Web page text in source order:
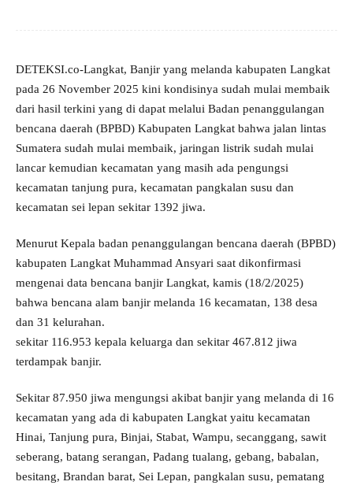
DETEKSI.co-Langkat, Banjir yang melanda kabupaten Langkat
pada 26 November 2025 kini kondisinya sudah mulai membaik
dari hasil terkini yang di dapat melalui Badan penanggulangan
bencana daerah (BPBD) Kabupaten Langkat bahwa jalan lintas
Sumatera sudah mulai membaik, jaringan listrik sudah mulai
lancar kemudian kecamatan yang masih ada pengungsi
kecamatan tanjung pura, kecamatan pangkalan susu dan
kecamatan sei lepan sekitar 1392 jiwa.
Menurut Kepala badan penanggulangan bencana daerah (BPBD)
kabupaten Langkat Muhammad Ansyari saat dikonfirmasi
mengenai data bencana banjir Langkat, kamis (18/2/2025)
bahwa bencana alam banjir melanda 16 kecamatan, 138 desa
dan 31 kelurahan.
sekitar 116.953 kepala keluarga dan sekitar 467.812 jiwa
terdampak banjir.
Sekitar 87.950 jiwa mengungsi akibat banjir yang melanda di 16
kecamatan yang ada di kabupaten Langkat yaitu kecamatan
Hinai, Tanjung pura, Binjai, Stabat, Wampu, secanggang, sawit
seberang, batang serangan, Padang tualang, gebang, babalan,
besitang, Brandan barat, Sei Lepan, pangkalan susu, pematang